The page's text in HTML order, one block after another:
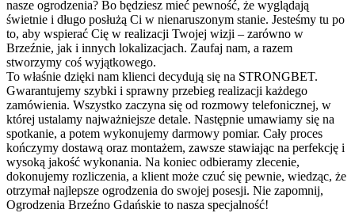
nasze ogrodzenia? Bo będziesz mieć pewność, że wyglądają
świetnie i długo posłużą Ci w nienaruszonym stanie. Jesteśmy tu po
to, aby wspierać Cię w realizacji Twojej wizji – zarówno w
Brzeźnie, jak i innych lokalizacjach. Zaufaj nam, a razem
stworzymy coś wyjątkowego.
To właśnie dzięki nam klienci decydują się na STRONGBET.
Gwarantujemy szybki i sprawny przebieg realizacji każdego
zamówienia. Wszystko zaczyna się od rozmowy telefonicznej, w
której ustalamy najważniejsze detale. Następnie umawiamy się na
spotkanie, a potem wykonujemy darmowy pomiar. Cały proces
kończymy dostawą oraz montażem, zawsze stawiając na perfekcję i
wysoką jakość wykonania. Na koniec odbieramy zlecenie,
dokonujemy rozliczenia, a klient może czuć się pewnie, wiedząc, że
otrzymał najlepsze ogrodzenia do swojej posesji. Nie zapomnij,
Ogrodzenia Brzeźno Gdańskie to nasza specjalność!